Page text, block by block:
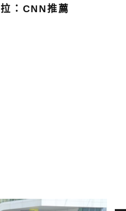
：CNN推薦